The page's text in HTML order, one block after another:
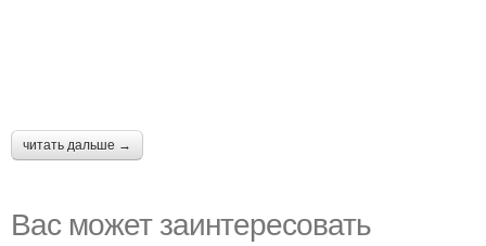
читать дальше →
Вас может заинтересовать